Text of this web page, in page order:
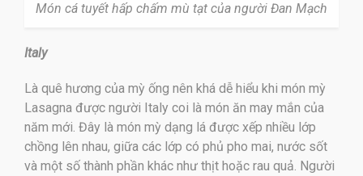
Món cá tuyết hấp chấm mù tạt của người Đan Mạch
Italy
Là quê hương của mỳ ống nên khá dễ hiểu khi món mỳ
Lasagna được người Italy coi là món ăn may mắn của
năm mới. Đây là món mỳ dạng lá được xếp nhiều lớp
chồng lên nhau, giữa các lớp có phủ pho mai, nước sốt
và một số thành phần khác như thịt hoặc rau quả. Người